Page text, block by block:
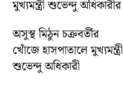
মুখ্যমন্ত্রী শুভেন্দু অধিকারীর
অসুস্থ মিঠুন চক্রবর্তীর
খোঁজে হাসপাতালে মুখ্যমন্ত্রী
শুভেন্দু অধিকারী